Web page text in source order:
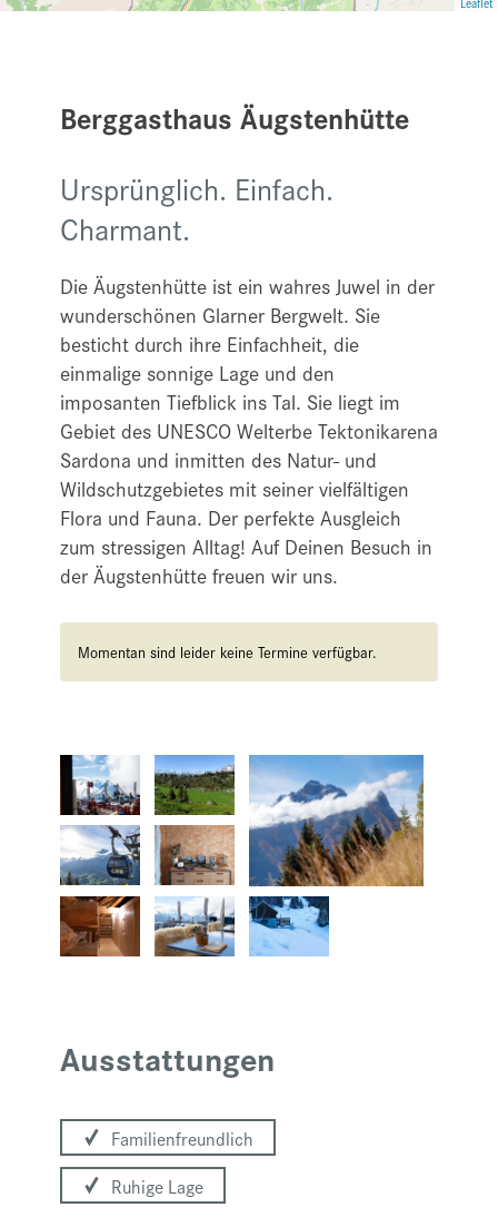
Berggasthaus Äugstenhütte
Ursprünglich. Einfach.
Charmant.
Die Äugstenhütte ist ein wahres Juwel in der
wunderschönen Glarner Bergwelt. Sie
besticht durch ihre Einfachheit, die
einmalige sonnige Lage und den
imposanten Tiefblick ins Tal. Sie liegt im
Gebiet des UNESCOWelterbe Tektonikarena
Sardona und inmitten des Natur- und
Wildschutzgebietes mit seiner vielfältigen
Flora und Fauna. Der perfekte Ausgleich
zum stressigen Alltag! Auf Deinen Besuch in
der Äugstenhütte freuen wir uns.
Momentan sind leider keine Termine verfügbar.
Ausstattungen
Familienfreundlich
Ruhige Lage